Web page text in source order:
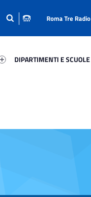
DIPARTIMENTI E SCUOLE
Roma Tre Radio